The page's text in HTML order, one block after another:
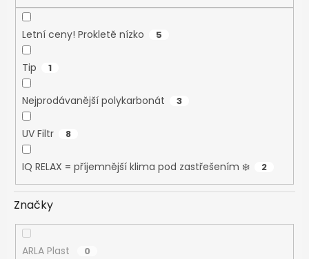
Letní ceny! Prokletě nízko 5
Tip 1
Nejprodávanější polykarbonát 3
UV Filtr 8
IQ RELAX = příjemnější klima pod zastřešením ❄️ 2
Značky
ARLA Plast 0